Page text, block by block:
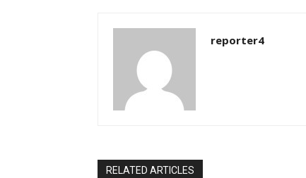
reporter4
RELATED ARTICLES